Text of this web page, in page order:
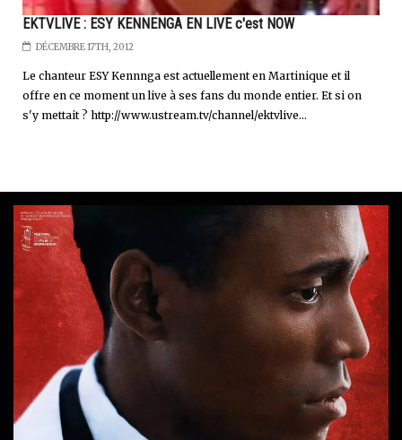
EKTVLIVE : ESY KENNENGA EN LIVE c'est NOW
DÉCEMBRE 17TH, 2012
Le chanteur ESY Kennnga est actuellement en Martinique et il
offre en ce moment un live à ses fans du monde entier. Et si on
s'y mettait ? http://www.ustream.tv/channel/ektvlive...